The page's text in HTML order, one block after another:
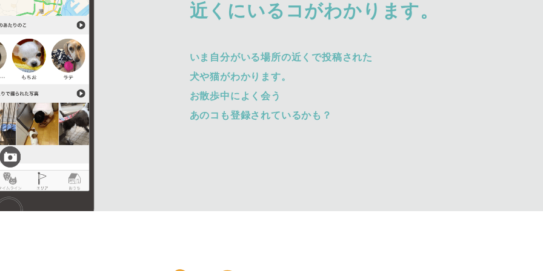
近くにいるコがわかります。
いま自分がいる場所の近くで投稿された
犬や猫がわかります。
お散歩中によく会う
あのコも登録されているかも？